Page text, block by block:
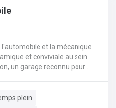
et la mécanique
et conviviale au sein
un garage reconnu pour
amortisseurs,
plein